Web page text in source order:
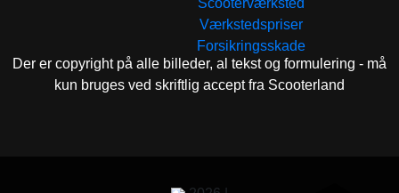
Værkstedspriser
Forsikringsskade
Der er copyright på alle billeder, al tekst og formulering - må
kun bruges ved skriftlig accept fra Scooterland